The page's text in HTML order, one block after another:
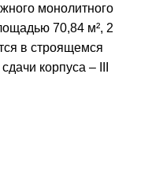
монолитного
70,84 м², 2
в строящемся
корпуса – III